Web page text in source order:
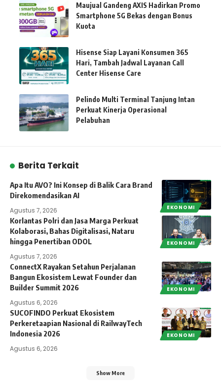
Maujual Gandeng AXIS Hadirkan Promo
Smartphone 5G Bekas dengan Bonus
Kuota
Hisense Siap Layani Konsumen 365
Hari, Tambah Jadwal Layanan Call
Center Hisense Care
Pelindo Multi Terminal Tanjung Intan
Perkuat Kinerja Operasional
Pelabuhan
Berita Terkait
EKONOMI
Apa Itu AVO? Ini Konsep di Balik Cara Brand
Direkomendasikan AI
Agustus 7, 2026
EKONOMI
Korlantas Polri dan Jasa Marga Perkuat
Kolaborasi, Bahas Digitalisasi, Nataru
hingga Penertiban ODOL
Agustus 7, 2026
EKONOMI
ConnectX Rayakan Setahun Perjalanan
Bangun Ekosistem Lewat Founder dan
Builder Summit 2026
Agustus 6, 2026
EKONOMI
SUCOFINDO Perkuat Ekosistem
Perkeretaapian Nasional di RailwayTech
Indonesia 2026
Agustus 6, 2026
Show More